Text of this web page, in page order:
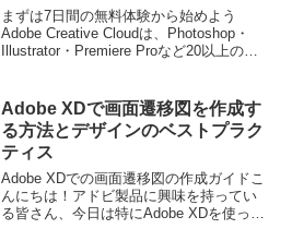
底解説！
まずは7日間の無料体験から始めよう
Adobe Creative Cloudは、Photoshop・
Illustrator・Premiere Proなど20以上のア
→※...
Adobe XDで画面遷移図を作成す
る方法とデザインのベストプラク
ティス
Adobe XDでの画面遷移図の作成ガイドこ
んにちは！アドビ製品に興味を持ってい
る皆さん、今日は特にAdobe XDを使った